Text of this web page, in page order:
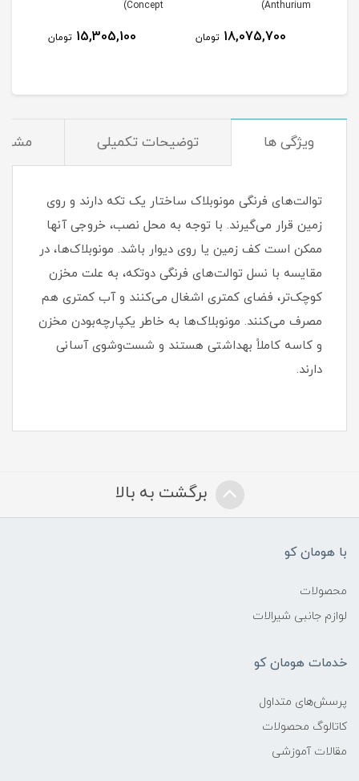
Concept)
15,305,100
18,071,000
ویژگی ها توضیحات تکمیلی
توالت‌های فرنگی مونوبلاک ساختار یک‌ تکه دارند و روی
زمین قرار می‌گیرند. با توجه به محل نصب، خروجی آنها
ممکن است کف زمین یا روی دیوار باشد. مونوبلاک‌ها، در
مقایسه با نسل توالت‌های فرنگی دوتکه، به علت مخزن
کوچک‌تر، فضای کمتری اشغال می‌کنند و آب کمتری هم
مصرف می‌کنند. مونوبلاک‌ها به خاطر یکپارچه‌بودن مخزن
و کاسه کاملاً بهداشتی هستند و شست‌وشوی آسانی
دارند.
برگشت به بالا
با هومان کو
محصولات
لوازم جانبی شیرالات
خدمات هومان کو
پرسش‌های متداول
کاتالوگ محصولات
مقالات آموزشی